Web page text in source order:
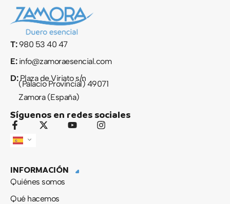
T:980 53 40 47
E:info@zamoraesencial.com
D:Plaza de Viriato s/n
(Palacio Provincial) 49071
Zamora (España)
Síguenos en redes sociales
F
c
o
o
-
X
t
t
r
Y
b
I
INFORMACIÓN
Quiénes somos
Qué hacemos